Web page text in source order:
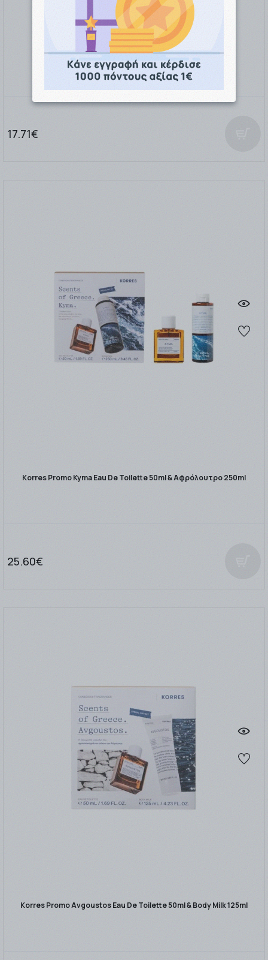
Korres Lefko Eau de Toilette 50ml
17.71€
Korres Promo Kyma Eau De Toilette 50ml & Αφρόλουτρο 250ml
25.60€
Korres Promo Avgoustos Eau De Toilette 50ml & Body Milk 125ml